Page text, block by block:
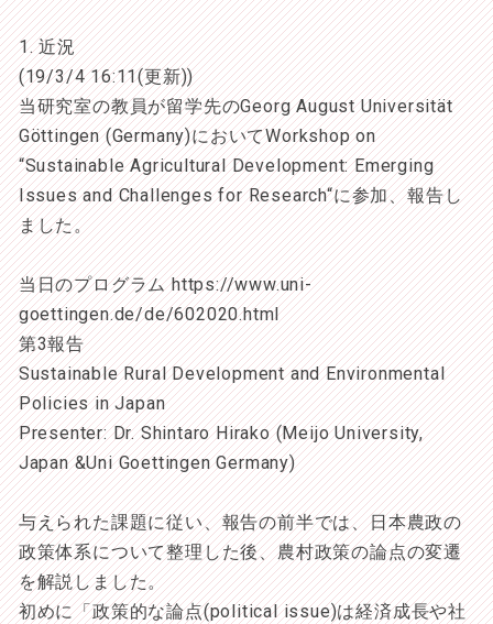
1. 近況
(19/3/4 16:11(更新))
当研究室の教員が留学先のGeorg August Universität
Göttingen (Germany)においてWorkshop on
“Sustainable Agricultural Development: Emerging
Issues and Challenges for Research“に参加、報告し
ました。
当日のプログラム https://www.uni-
goettingen.de/de/602020.html
第3報告
Sustainable Rural Development and Environmental
Policies in Japan
Presenter: Dr. Shintaro Hirako (Meijo University,
Japan &Uni Goettingen Germany)
与えられた課題に従い、報告の前半では、日本農政の
政策体系について整理した後、農村政策の論点の変遷
を解説しました。
初めに「政策的な論点(political issue)は経済成長や社